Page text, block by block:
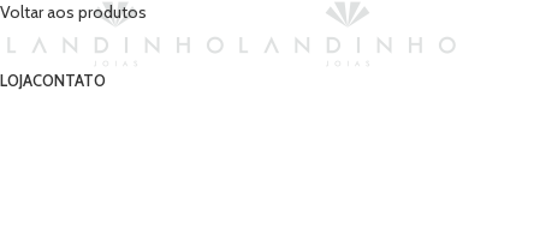
LOJACONTATO
Voltar aos produtos